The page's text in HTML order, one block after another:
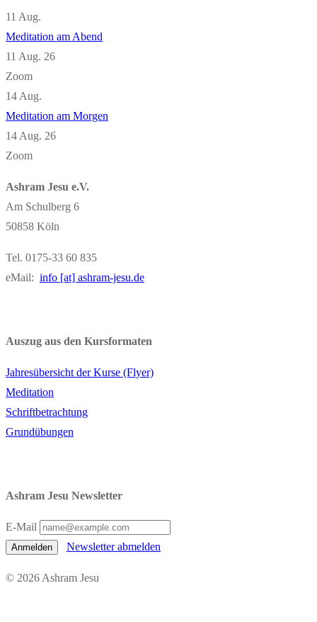
11 Aug.
Meditation am Abend
11 Aug. 26
Zoom
14 Aug.
Meditation am Morgen
14 Aug. 26
Zoom
Ashram Jesu e.V.
Am Schulberg 6
50858 Köln
Tel. 0175-33 60 835
eMail: info [at] ashram-jesu.de
Auszug aus den Kursformaten
Jahresübersicht der Kurse (Flyer)
Meditation
Schriftbetrachtung
Grundübungen
Ashram Jesu Newsletter
E-Mail
Anmelden Newsletter abmelden
© 2026 Ashram Jesu